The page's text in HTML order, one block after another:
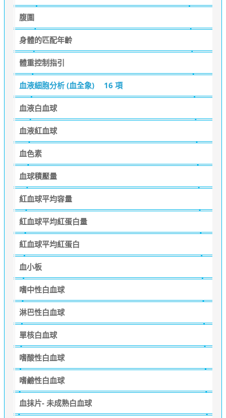
腹圍
身體的匹配年齡
體重控制指引
血液細胞分析 (血全象) 16 項
血液白血球
血液紅血球
血色素
血球積壓量
紅血球平均容量
紅血球平均紅蛋白量
紅血球平均紅蛋白
血小板
嗜中性白血球
淋巴性白血球
單核白血球
嗜酸性白血球
嗜鹼性白血球
血抹片- 未成熟白血球